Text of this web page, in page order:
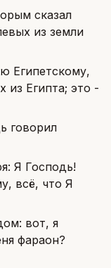
сказал
из земли
Египетскому,
из Египта; это -
говорил
Я Господь!
всё, что Я
вот, я
фараон?